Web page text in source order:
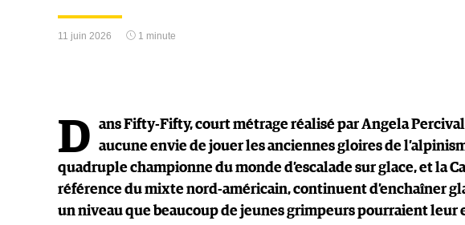
11 juin 2026 1 minute
D
ans Fifty-Fifty, court métrage réalisé par Angela
aucune envie de jouer les anciennes gloires de
quadruple championne du monde d’escalade sur glace, et la
référence du mixte nord-américain, continuent d’enchaîner
un niveau que beaucoup de jeunes grimpeurs pourraient